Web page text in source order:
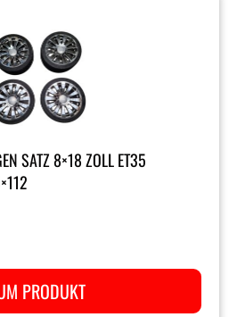
SATZ 8×18 ZOLL ET35
PRODUKT